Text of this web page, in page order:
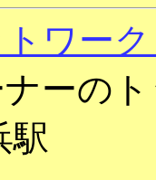
トワー
ナーの
駅